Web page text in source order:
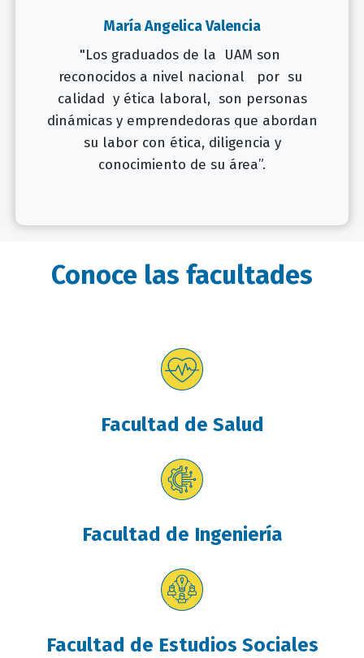
María Angelica Valencia
"Los graduados de la UAM son
reconocidos a nivel nacional por su
calidad y ética laboral, son personas
dinámicas y emprendedoras que abordan
su labor con ética, diligencia y
conocimiento de su área”.
Conoce las facultades
Facultad de Salud
Facultad de Ingeniería
Facultad de Estudios Sociales